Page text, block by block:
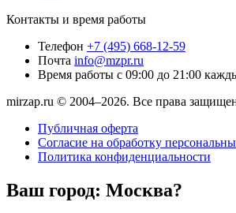
Контакты и время работы
Телефон +7 (495) 668-12-59
Почта info@mzpr.ru
Время работы с 09:00 до 21:00
mirzap.ru © 2004–2026. Все права
Публичная оферта
Согласие на обработку
Политика конфиденциальности
Ваш город: Москва?